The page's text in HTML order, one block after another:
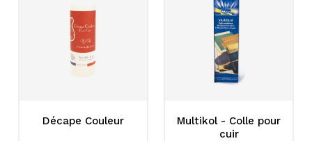
Décape Couleur
Multikol - Colle pour
cuir